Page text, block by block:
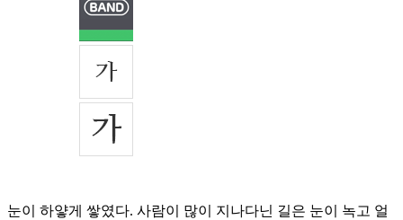
눈이 하얗게 쌓였다. 사람이 많이 지나다닌 길은 눈이 녹고 얼